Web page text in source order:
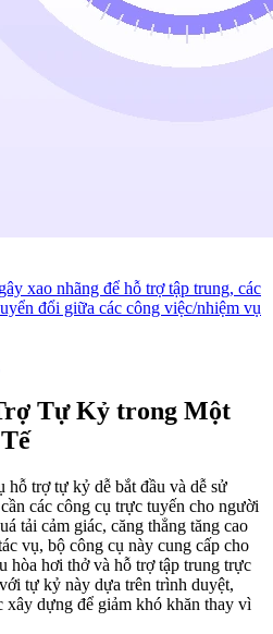
xao nhãng để hỗ trợ tập trung, các
đổi giữa các công việc/nhiệm vụ
Tự Kỷ trong Một
hỗ trợ tự kỷ dễ bắt đầu và dễ sử
các công cụ trực tuyến cho người
tải cảm giác, căng thẳng tăng cao
vụ, bộ công cụ này cung cấp cho
hòa hơi thở và hỗ trợ tập trung trực
tự kỷ này dựa trên trình duyệt,
xây dựng để giảm khó khăn thay vì